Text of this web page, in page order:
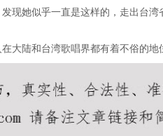
现她似乎一直是这样的，走出台
大陆和台湾歌唱界都有着不俗的